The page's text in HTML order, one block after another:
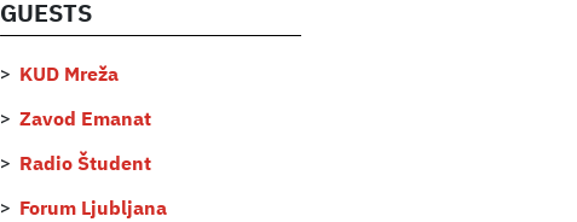
GUESTS
KUD Mreža
Zavod Emanat
Radio Študent
Forum Ljubljana